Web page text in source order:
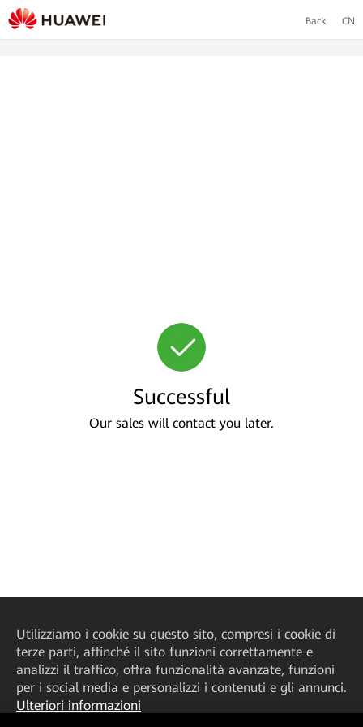
Back CN
Successful
Our sales will contact you later.
Utilizziamo i cookie su questo sito, compresi i cookie di
terze parti, affinché il sito funzioni correttamente e
analizzi il traffico, offra funzionalità avanzate, funzioni
per i social media e personalizzi i contenuti e gli annunci.
Ulteriori informazioni